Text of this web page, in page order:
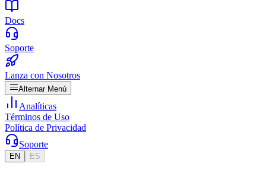
Docs
Soporte
Lanza con Nosotros
Alternar Menú
Analíticas
Términos de Uso
Política de Privacidad
Soporte
EN ES